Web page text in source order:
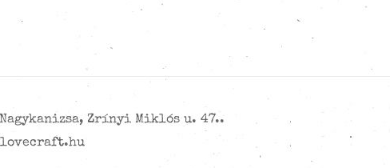
Zrínyi Miklós u. 47..